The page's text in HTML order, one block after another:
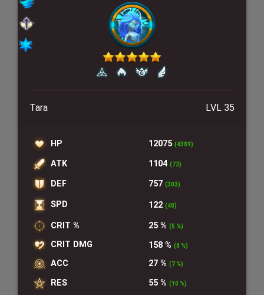
Tara LVL 35
HP 12075 (4389)
ATK 1104 (72)
DEF 757 (303)
SPD 122 (48)
CRIT % 25 % (5 %)
CRIT DMG 158 % (8 %)
ACC 27 % (7 %)
RES 55 % (10 %)